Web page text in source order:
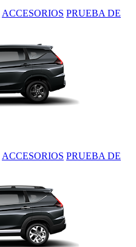
ACCESORIOS PRUEBA DE
ACCESORIOS PRUEBA DE